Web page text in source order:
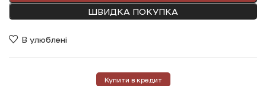
ШВИДКА ПОКУПКА
В улюблені
Купити в кредит